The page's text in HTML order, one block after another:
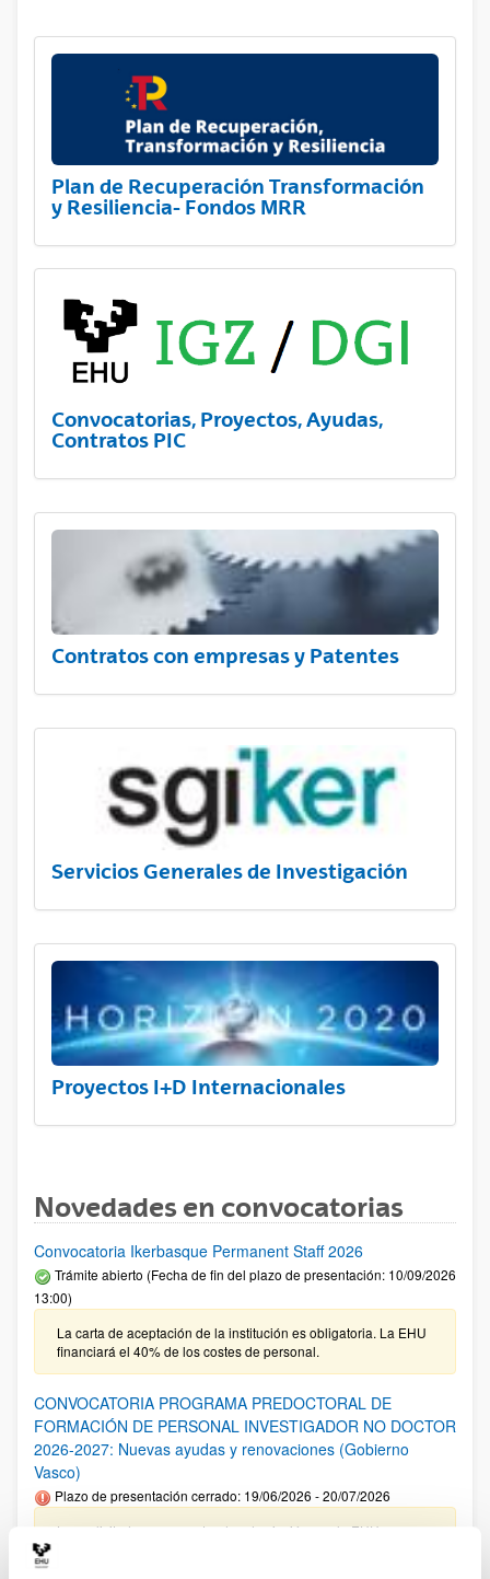
Plan de Recuperación Transformación
y Resiliencia- Fondos MRR
Convocatorias, Proyectos, Ayudas,
Contratos PIC
Contratos con empresas y Patentes
Servicios Generales de Investigación
Proyectos I+D Internacionales
Novedades en convocatorias
Convocatoria Ikerbasque Permanent Staff 2026
Trámite abierto (Fecha de fin del plazo de presentación: 10/09/2026
13:00)
La carta de aceptación de la institución es obligatoria. La EHU
financiará el 40% de los costes de personal.
CONVOCATORIA PROGRAMA PREDOCTORAL DE
FORMACIÓN DE PERSONAL INVESTIGADOR NO DOCTOR
2026-2027: Nuevas ayudas y renovaciones (Gobierno
Vasco)
Plazo de presentación cerrado: 19/06/2026 - 20/07/2026
Las solicitudes cuyo centro de adscripción sea la EHU no